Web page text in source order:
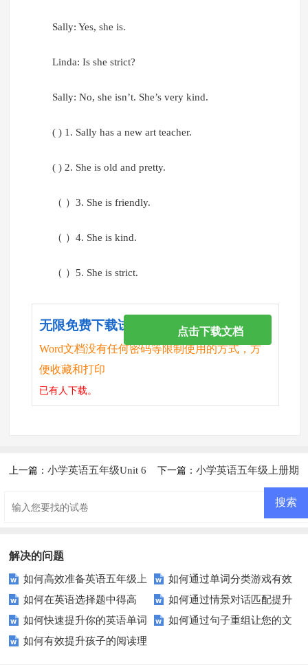
Sally: Yes, she is.
Linda: Is she strict?
Sally: No, she isn’t. She’s very kind.
( ) 1. Sally has a new art teacher.
( ) 2. She is old and pretty.
（ ）3. She is friendly.
（ ）4. She is kind.
（ ）5. She is strict.
无限免费下载试卷
Word文档没有任何密码等限制使用的方式，方
便收藏和打印
已有人下载。
点击下载文档
上一篇：小学英语五年级Unit 6 下一篇： 小学英语五年级上册期
解决的问题
如何高效准备英语五年级上
册Unit 1测试？这里有你需要的
所有资料！
如何通过单词分类游戏有效
提高英语词汇量？
如何在英语选择题中得高
分？这里有你需要的所有技巧！
如何通过情景对话匹配提升
你的日常交流技巧？
如何快速提升你的英语单词
拼写能力？
如何通过句子重组让您的文
如何有效提升孩子的阅读理